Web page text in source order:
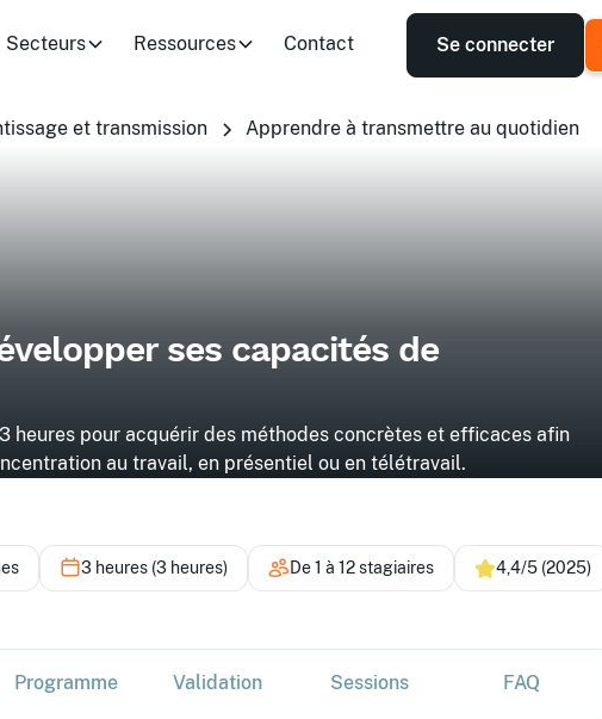
Secteurs Ressources Contact Se connecter
et transmission Apprendre à transmettre au quotidien
ses capacités de
heures pour acquérir des méthodes concrètes et efficaces afin
au travail, en présentiel ou en télétravail.
3 heures (3 heures) De 1 à 12 stagiaires 4,4/5 (2025)
Programme Validation Sessions FAQ